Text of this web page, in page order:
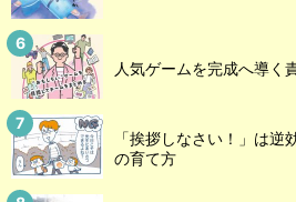
人気ゲームを完成へ導く
「挨拶しなさい！」は
の育て方